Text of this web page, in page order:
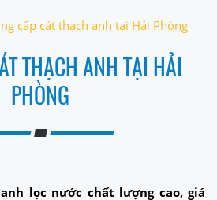
cấp cát thạch anh tại Hải Phòng
THẠCH ANH TẠI HẢI
PHÒNG
lọc nước chất lượng cao, giá